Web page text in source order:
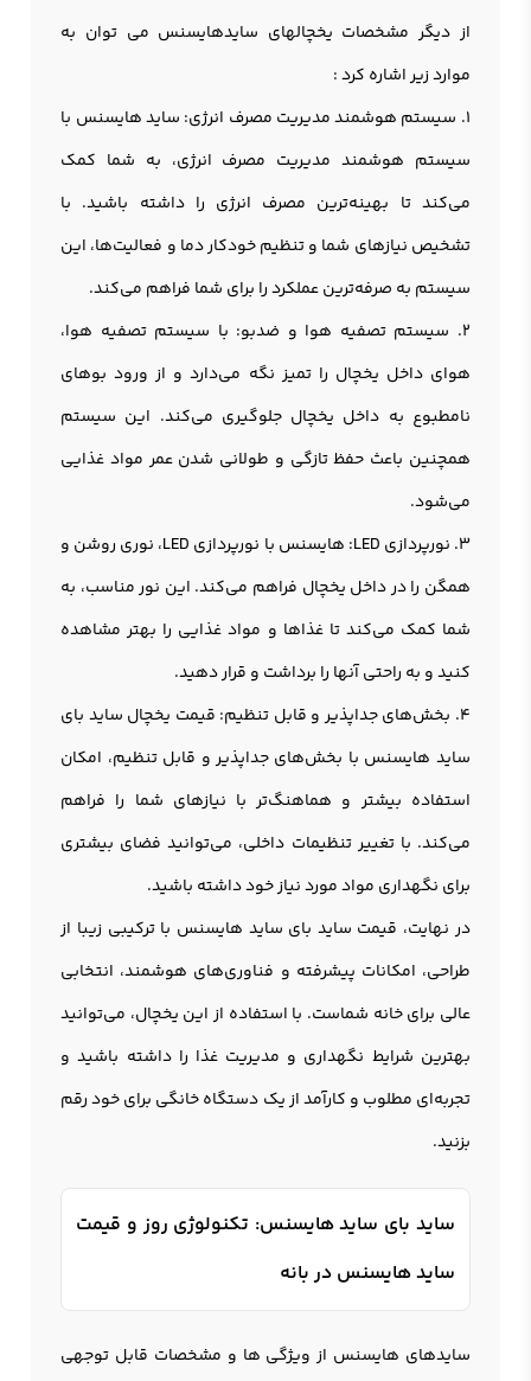
از دیگر مشخصات یخچالهای سایدهايسنس می توان به
موارد زیر اشاره کرد :
1. سیستم هوشمند مدیریت مصرف انرژی: سايد هايسنس با
سیستم هوشمند مدیریت مصرف انرژی، به شما کمک
می‌کند تا بهینه‌ترین مصرف انرژی را داشته باشید. با
تشخیص نیازهای شما و تنظیم خودکار دما و فعالیت‌ها، این
سیستم به صرفه‌ترین عملکرد را برای شما فراهم می‌کند.
2. سیستم تصفیه هوا و ضدبو: با سیستم تصفیه هوا،
هوای داخل یخچال را تمیز نگه می‌دارد و از ورود بوهای
نامطبوع به داخل یخچال جلوگیری می‌کند. این سیستم
همچنین باعث حفظ تازگی و طولانی شدن عمر مواد غذایی
می‌شود.
3. نورپردازی LED: هايسنس با نورپردازی LED، نوری روشن و
همگن را در داخل یخچال فراهم می‌کند. این نور مناسب، به
شما کمک می‌کند تا غذاها و مواد غذایی را بهتر مشاهده
کنید و به راحتی آنها را برداشت و قرار دهید.
4. بخش‌های جداپذیر و قابل تنظیم: قیمت
یخچال ساید بای
ساید هایسنس با بخش‌های جداپذیر و قابل تنظیم، امکان
استفاده بیشتر و هماهنگ‌تر با نیازهای شما را فراهم
می‌کند. با تغییر تنظیمات داخلی، می‌توانید فضای بیشتری
برای نگهداری مواد مورد نیاز خود داشته باشید.
در نهایت، قیمت ساید بای ساید هایسنس با ترکیبی زیبا از
طراحی، امکانات پیشرفته و فناوری‌های هوشمند، انتخابی
عالی برای خانه شماست. با استفاده از این یخچال، می‌توانید
بهترین شرایط نگهداری و مدیریت غذا را داشته باشید و
تجربه‌ای مطلوب و کارآمد از یک دستگاه خانگی برای خود رقم
بزنید.
سايد باي سايد هايسنس: تکنولوژی روز و قیمت
ساید هایسنس در بانه
سایدهای هايسنس از ویژگی ها و مشخصات قابل توجهی